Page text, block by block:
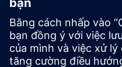
Thiết kế & Sản
Bộ công cụ Calibre cung
xác, hiệu quả, toàn diện